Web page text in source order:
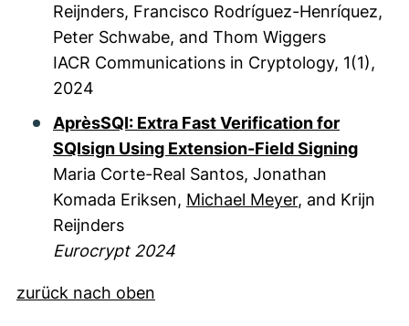
Reijnders, Francisco Rodríguez-Henríquez,
Peter Schwabe, and Thom Wiggers
IACR Communications in Cryptology, 1(1),
2024
AprèsSQI: Extra Fast Verification for
SQIsign Using Extension-Field Signing
Maria Corte-Real Santos, Jonathan
Komada Eriksen, Michael Meyer, and Krijn
Reijnders
Eurocrypt 2024
zurück nach oben